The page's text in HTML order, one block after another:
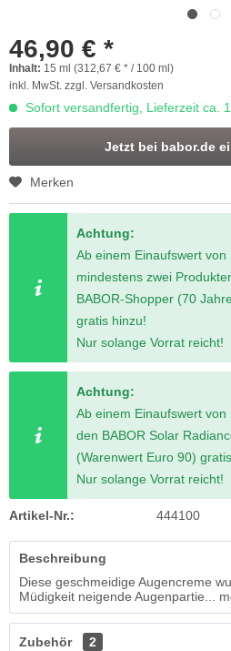
46,90 € *
Inhalt: 15 ml (312,67 € * / 100 ml)
inkl. MwSt. zzgl. Versandkosten
Sofort versandfertig, Lieferzeit ca.
Jetzt bei babor.de
Merken
Achtung:
Ab einem Einaufswert von
mindestens zwei
BABOR-Shopper (70
gratis hinzu!
Nur solange Vorrat reicht!
Achtung:
Ab einem Einaufswert
den BABOR Solar
(Warenwert Euro 90)
Nur solange Vorrat reicht!
Artikel-Nr.: 444100
Beschreibung
Diese geschmeidige Augencreme
Müdigkeit neigende Augenpartie...
Zubehör 2